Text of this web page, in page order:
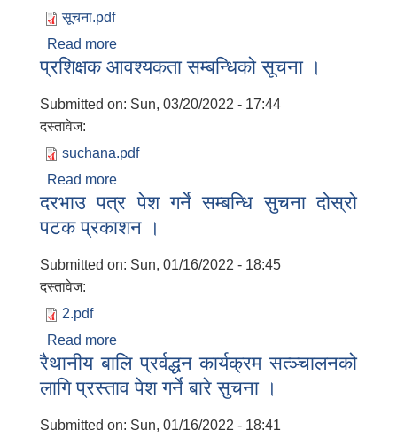
सूचना.pdf
Read more
प्रशिक्षक आवश्यकता सम्बन्धिको सूचना ।
Submitted on: Sun, 03/20/2022 - 17:44
दस्तावेज:
suchana.pdf
Read more
दरभाउ पत्र पेश गर्ने सम्बन्धि सुचना दोस्रो
पटक प्रकाशन ।
Submitted on: Sun, 01/16/2022 - 18:45
दस्तावेज:
2.pdf
Read more
पटक प्रकाशन ।
रैथानीय बालि प्रर्वद्धन कार्यक्रम सत्ञ्चालनको
लागि प्रस्ताव पेश गर्ने बारे सुचना ।
Submitted on: Sun, 01/16/2022 - 18:41